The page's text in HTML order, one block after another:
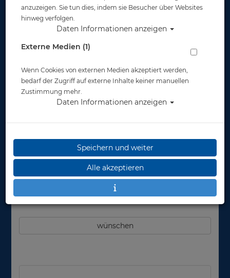
Herstellerpreis: 49,00 €
ab 49,00 €*
wünschen
anzuzeigen. Sie tun dies, indem sie Besucher über Websites
hinweg verfolgen.
Daten Informationen anzeigen
Externe Medien (1)
Wenn Cookies von externen Medien akzeptiert werden,
bedarf der Zugriff auf externe Inhalte keiner manuellen
Zustimmung mehr.
Daten Informationen anzeigen
Speichern und weiter
Alle akzeptieren